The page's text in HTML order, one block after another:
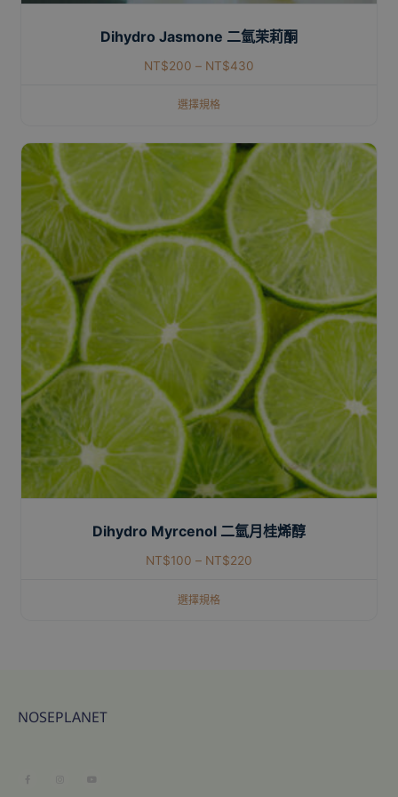
Dihydro Jasmone 二氫茉莉酮
NT$200 – NT$430
選擇規格
Dihydro Myrcenol 二氫月桂烯醇
NT$100 – NT$220
選擇規格
NOSEPLANET